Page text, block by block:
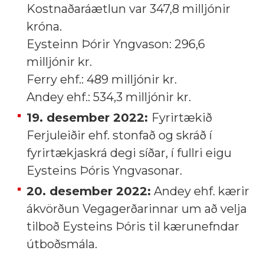
Kostnaðaráætlun var 347,8 milljónir
króna.
Eysteinn Þórir Yngvason: 296,6
milljónir kr.
Ferry ehf.: 489 milljónir kr.
Andey ehf.: 534,3 milljónir kr.
19. desember 2022: Fyrirtækið
Ferjuleiðir ehf. stonfað og skráð í
fyrirtækjaskrá degi síðar, í fullri eigu
Eysteins Þóris Yngvasonar.
20. desember 2022: Andey ehf. kærir
ákvörðun Vegagerðarinnar um að velja
tilboð Eysteins Þóris til kærunefndar
útboðsmála.